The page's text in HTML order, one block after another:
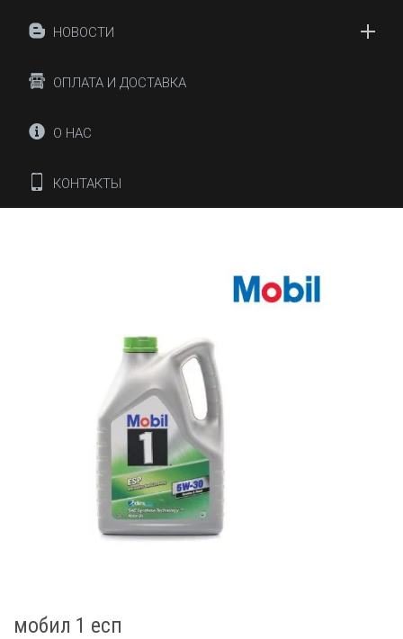
НОВОСТИ
ОПЛАТА И ДОСТАВКА
О НАС
КОНТАКТЫ
мобил 1 есп